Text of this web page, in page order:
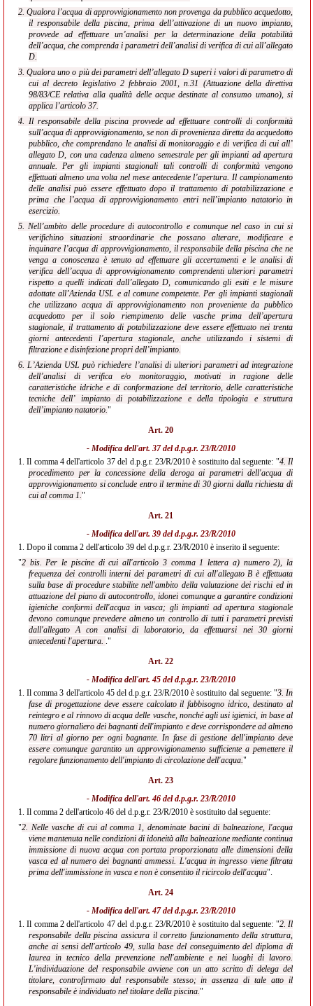
2. Qualora l’acqua di approvvigionamento non provenga da pubblico acquedotto,
il responsabile della piscina, prima dell’attivazione di un nuovo impianto,
provvede ad effettuare un’analisi per la determinazione della potabilità
dell’acqua, che comprenda i parametri dell’analisi di verifica di cui all’allegato
D.
3. Qualora uno o più dei parametri dell’allegato D superi i valori di parametro di
cui al decreto legislativo 2 febbraio 2001, n.31 (Attuazione della direttiva
98/83/CE relativa alla qualità delle acque destinate al consumo umano), si
applica l’articolo 37.
4. Il responsabile della piscina provvede ad effettuare controlli di conformità
sull’acqua di approvvigionamento, se non di provenienza diretta da acquedotto
pubblico, che comprendano le analisi di monitoraggio e di verifica di cui all’
allegato D, con una cadenza almeno semestrale per gli impianti ad apertura
annuale. Per gli impianti stagionali tali controlli di conformità vengono
effettuati almeno una volta nel mese antecedente l’apertura. Il campionamento
delle analisi può essere effettuato dopo il trattamento di potabilizzazione e
prima che l’acqua di approvvigionamento entri nell’impianto natatorio in
esercizio.
5. Nell’ambito delle procedure di autocontrollo e comunque nel caso in cui si
verifichino situazioni straordinarie che possano alterare, modificare e
inquinare l’acqua di approvvigionamento, il responsabile della piscina che ne
venga a conoscenza è tenuto ad effettuare gli accertamenti e le analisi di
verifica dell’acqua di approvvigionamento comprendenti ulteriori parametri
rispetto a quelli indicati dall’allegato D, comunicando gli esiti e le misure
adottate all’Azienda USL e al comune competente. Per gli impianti stagionali
che utilizzano acqua di approvvigionamento non proveniente da pubblico
acquedotto per il solo riempimento delle vasche prima dell’apertura
stagionale, il trattamento di potabilizzazione deve essere effettuato nei trenta
giorni antecedenti l’apertura stagionale, anche utilizzando i sistemi di
filtrazione e disinfezione propri dell’impianto.
6. L’Azienda USL può richiedere l’analisi di ulteriori parametri ad integrazione
dell’analisi di verifica e/o monitoraggio, motivati in ragione delle
caratteristiche idriche e di conformazione del territorio, delle caratteristiche
tecniche dell’ impianto di potabilizzazione e della tipologia e struttura
dell’impianto natatorio."
Art. 20
- Modifica dell'art. 37 del d.p.g.r. 23/R/2010
1. Il comma 4 dell'articolo 37 del d.p.g.r. 23/R/2010 è sostituito dal seguente: "4. Il
procedimento per la concessione della deroga ai parametri dell'acqua di
approvvigionamento si conclude entro il termine di 30 giorni dalla richiesta di
cui al comma 1."
Art. 21
- Modifica dell'art. 39 del d.p.g.r. 23/R/2010
1. Dopo il comma 2 dell'articolo 39 del d.p.g.r. 23/R/2010 è inserito il seguente:
"2 bis. Per le piscine di cui all'articolo 3 comma 1 lettera a) numero 2), la
frequenza dei controlli interni dei parametri di cui all'allegato B è effettuata
sulla base di procedure stabilite nell'ambito della valutazione dei rischi ed in
attuazione del piano di autocontrollo, idonei comunque a garantire condizioni
igieniche conformi dell'acqua in vasca; gli impianti ad apertura stagionale
devono comunque prevedere almeno un controllo di tutti i parametri previsti
dall'allegato A con analisi di laboratorio, da effettuarsi nei 30 giorni
antecedenti l'apertura. ."
Art. 22
- Modifica dell'art. 45 del d.p.g.r. 23/R/2010
1. Il comma 3 dell'articolo 45 del d.p.g.r. 23/R/2010 è sostituito dal seguente: "3. In
fase di progettazione deve essere calcolato il fabbisogno idrico, destinato al
reintegro e al rinnovo di acqua delle vasche, nonché agli usi igienici, in base al
numero giornaliero dei bagnanti dell'impianto e deve corrispondere ad almeno
70 litri al giorno per ogni bagnante. In fase di gestione dell'impianto deve
essere comunque garantito un approvvigionamento sufficiente a pemettere il
regolare funzionamento dell'impianto di circolazione dell'acqua."
Art. 23
- Modifica dell'art. 46 del d.p.g.r. 23/R/2010
1. Il comma 2 dell'articolo 46 del d.p.g.r. 23/R/2010 è sostituito dal seguente:
"2. Nelle vasche di cui al comma 1, denominate bacini di balneazione, l'acqua
viene mantenuta nelle condizioni di idoneità alla balneazione mediante continua
immissione di nuova acqua con portata proporzionata alle dimensioni della
vasca ed al numero dei bagnanti ammessi. L'acqua in ingresso viene filtrata
prima dell'immissione in vasca e non è consentito il ricircolo dell'acqua".
Art. 24
- Modifica dell'art. 47 del d.p.g.r. 23/R/2010
1. Il comma 2 dell'articolo 47 del d.p.g.r. 23/R/2010 è sostituito dal seguente: "2. Il
responsabile della piscina assicura il corretto funzionamento della struttura,
anche ai sensi dell'articolo 49, sulla base del conseguimento del diploma di
laurea in tecnico della prevenzione nell'ambiente e nei luoghi di lavoro.
L'individuazione del responsabile avviene con un atto scritto di delega del
titolare, controfirmato dal responsabile stesso; in assenza di tale atto il
responsabile è individuato nel titolare della piscina."